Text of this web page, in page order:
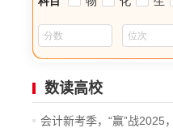
数读高校
会计新考季，“赢”战2025